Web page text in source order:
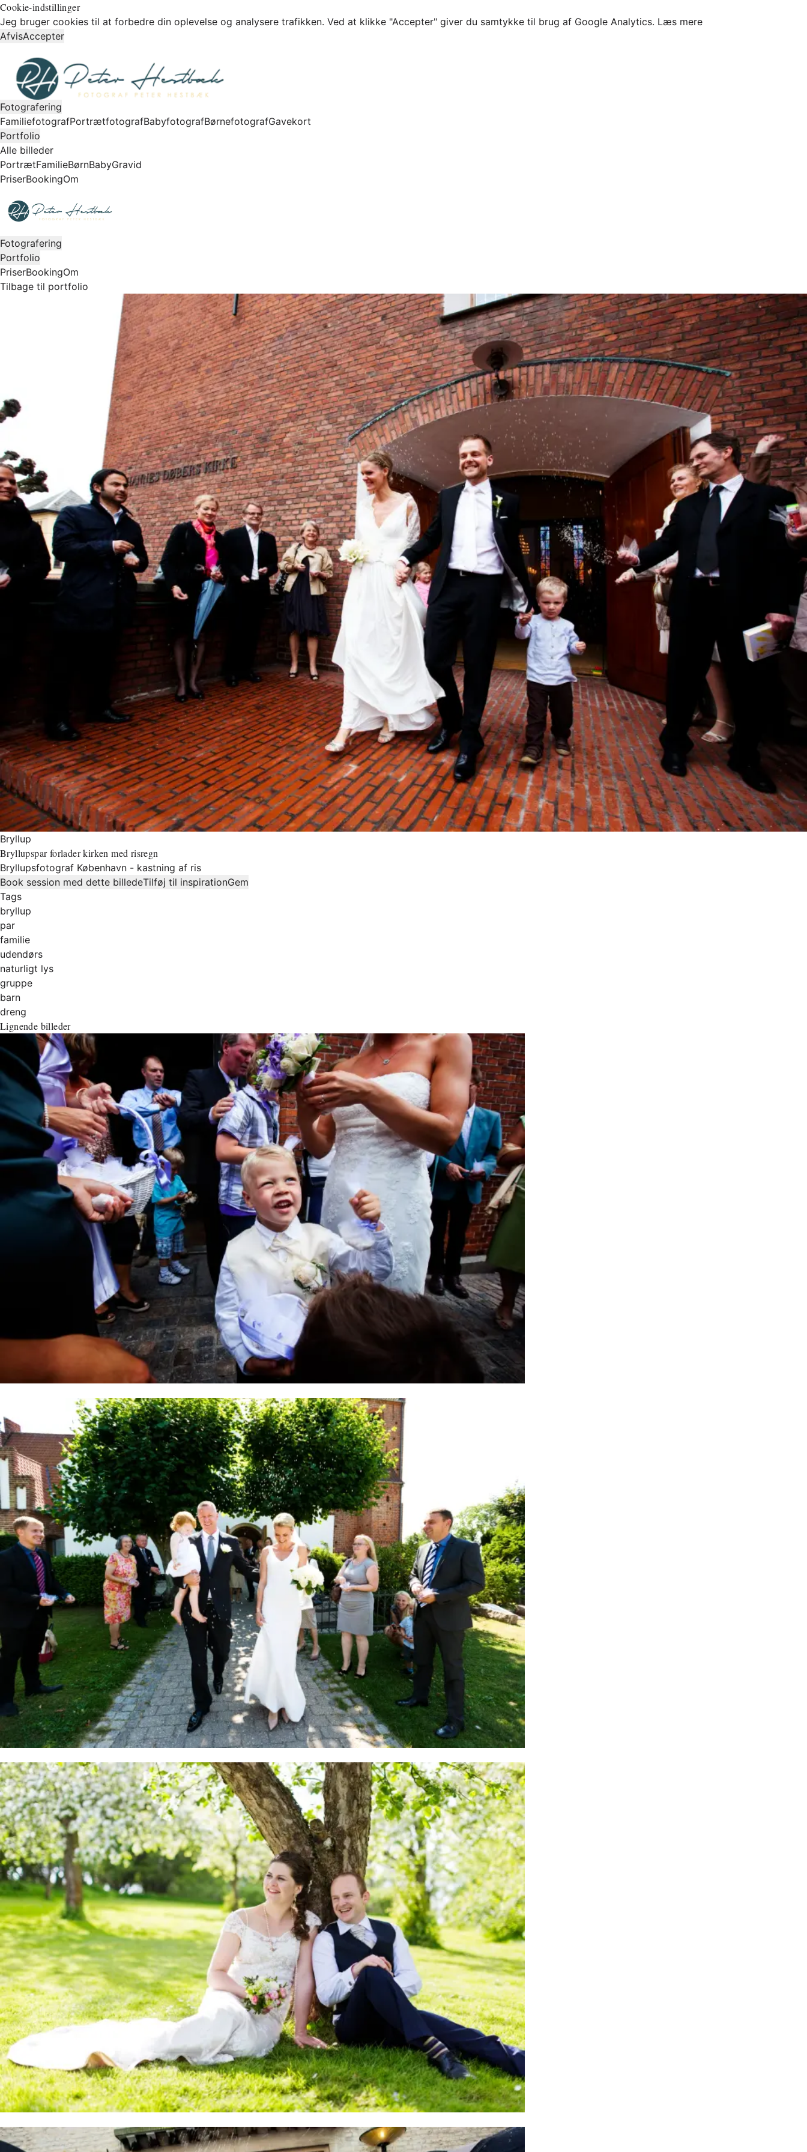
Cookie-indstillinger
Jeg bruger cookies til at forbedre din oplevelse og analysere trafikken. Ved at klikke "Accepter" giver du samtykke til brug af Google Analytics. Læs mere
AfvisAccepter
Fotografering
FamiliefotografPortrætfotografBabyfotografBørnefotografGavekort
Portfolio
Alle billeder
PortrætFamilieBørnBabyGravid
PriserBookingOm
Fotografering
Portfolio
PriserBookingOm
Tilbage til portfolio
Bryllup
Bryllupspar forlader kirken med risregn
Bryllupsfotograf København - kastning af ris
Book session med dette billedeTilføj til inspirationGem
Tags
bryllup
par
familie
udendørs
naturligt lys
gruppe
barn
dreng
Lignende billeder